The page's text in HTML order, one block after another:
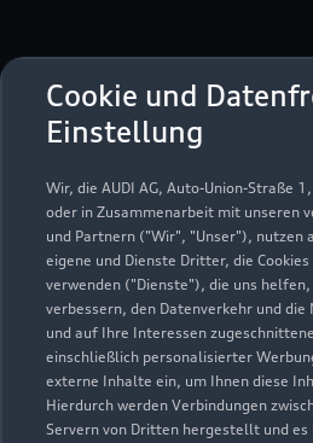
Cookie und
Einstellung
Wir, die AUDI AG, Auto-Union-Straße
oder in Zusammenarbeit mit unseren
und Partnern ("Wir", "Unser"), nutzen
eigene und Dienste Dritter, die
verwenden ("Dienste"), die uns
verbessern, den Datenverkehr und die
und auf Ihre Interessen
einschließlich personalisierter
externe Inhalte ein, um Ihnen diese
Hierdurch werden Verbindungen
Servern von Dritten hergestellt und es